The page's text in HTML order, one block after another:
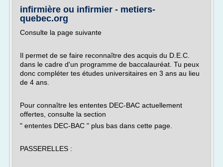
infirmière ou infirmier - metiers-
quebec.org
Consulte la page suivante
Il permet de se faire reconnaître des acquis du D.E.C.
dans le cadre d'un programme de baccalauréat. Tu peux
donc compléter tes études universitaires en 3 ans au lieu
de 4 ans.
Pour connaître les ententes DEC-BAC actuellement
offertes, consulte la section
" ententes DEC-BAC " plus bas dans cette page.
PASSERELLES :